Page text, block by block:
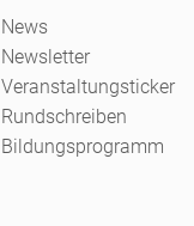
News
Newsletter
Veranstaltungsticker
Rundschreiben
Bildungsprogramm